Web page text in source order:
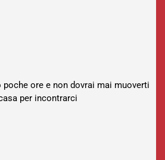
ore e non dovrai mai muoverti
per incontrarci